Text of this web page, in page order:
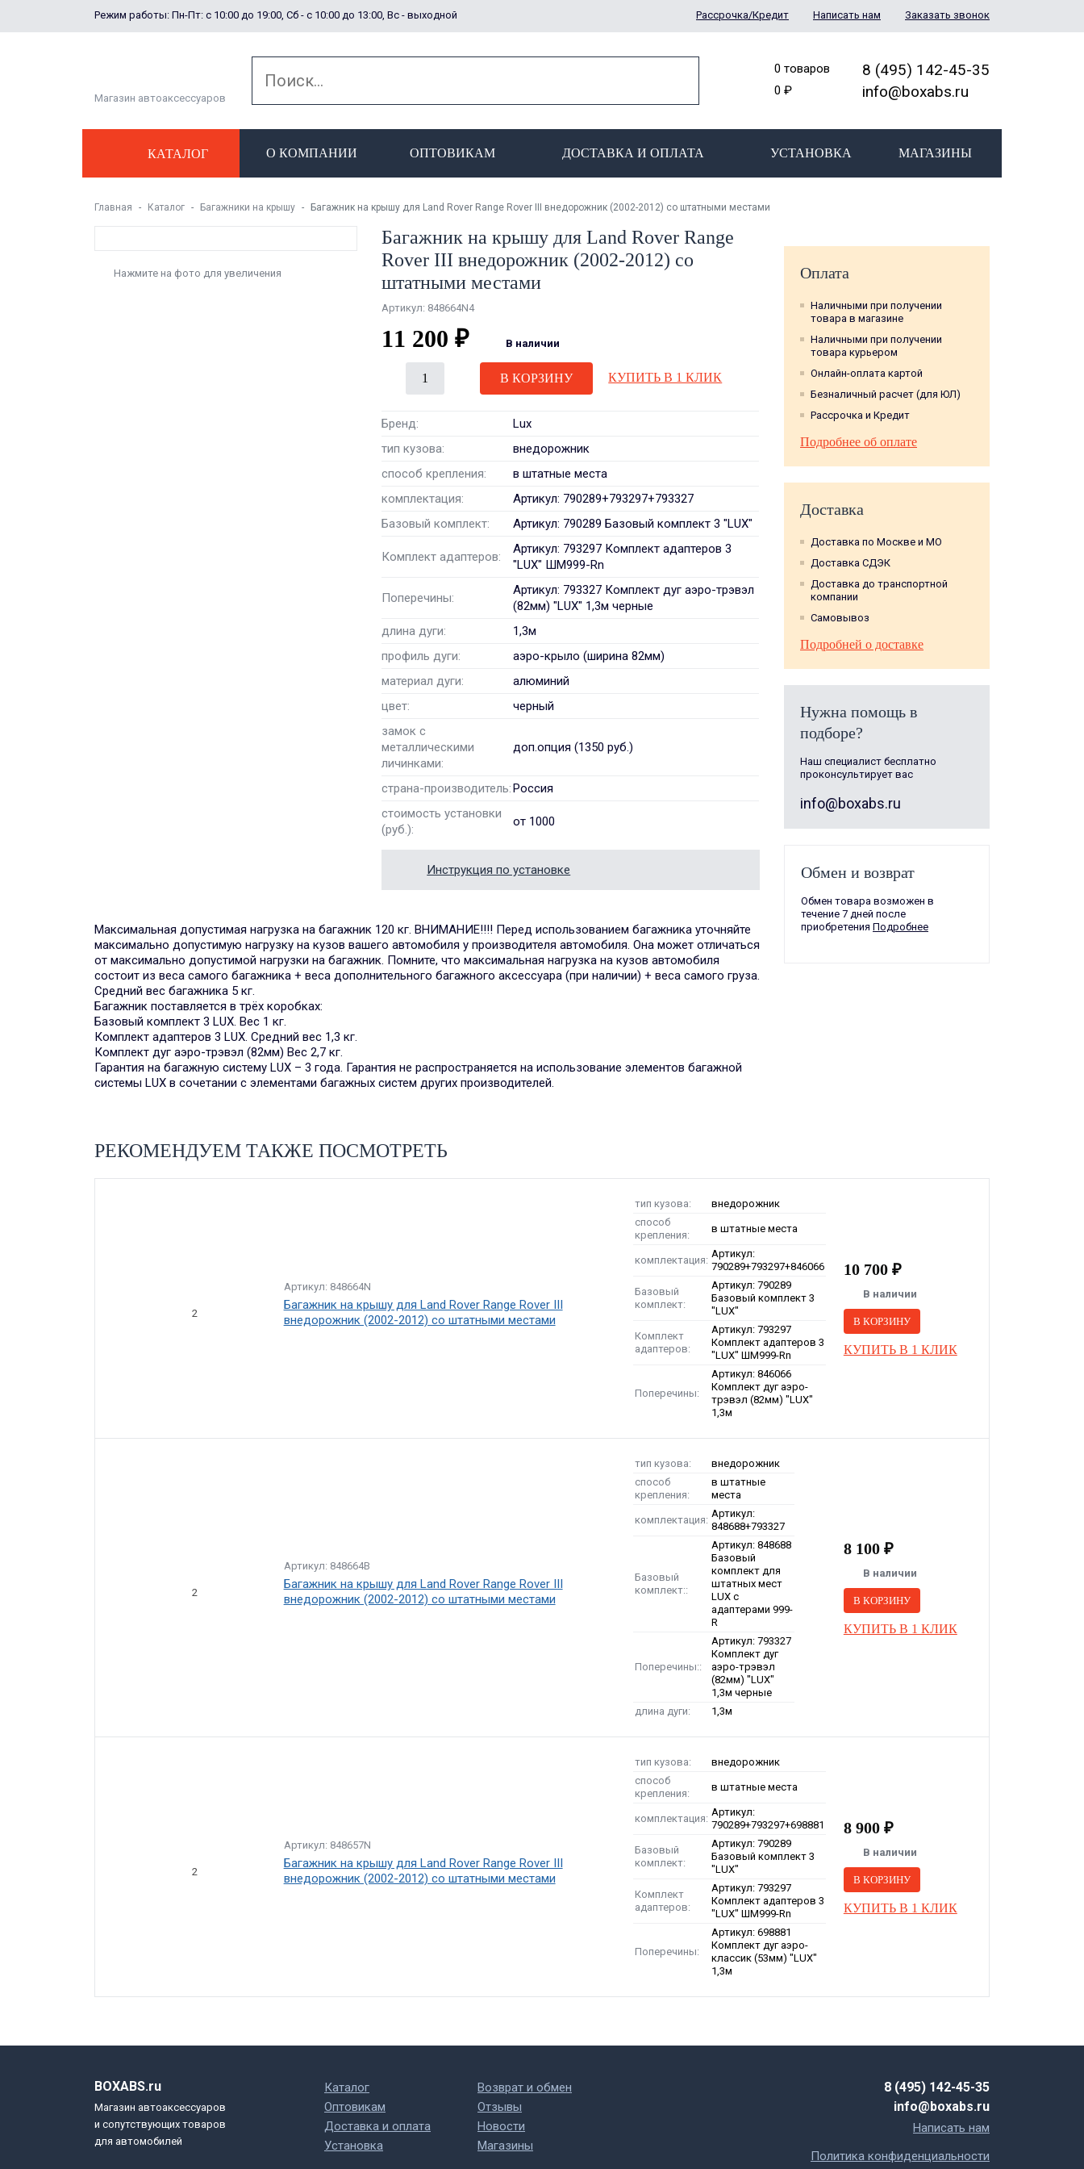
Режим работы: Пн-Пт: с 10:00 до 19:00, Сб - с 10:00 до 13:00, Вс - выходной Рассрочка/Кредит Написать нам Заказать звонок
Магазин автоаксессуаров
0 товаров
0 ₽
8 (495) 142-45-35
info@boxabs.ru
КАТАЛОГ О КОМПАНИИ ОПТОВИКАМ ДОСТАВКА И ОПЛАТА УСТАНОВКА МАГАЗИНЫ
Главная Каталог Багажники на крышу Багажник на крышу для Land Rover Range Rover III внедорожник (2002-2012) со штатными местами
Нажмите на фото для увеличения
Багажник на крышу для Land Rover Range
Rover III внедорожник (2002-2012) со
штатными местами
Артикул: 848664N4
11 200 ₽ В наличии
В КОРЗИНУ КУПИТЬ В 1 КЛИК
Бренд:
Lux
тип кузова:
внедорожник
способ крепления:
в штатные места
комплектация:
Артикул: 790289+793297+793327
Базовый комплект:
Артикул: 790289 Базовый комплект 3 "LUX"
Комплект адаптеров:
Артикул: 793297 Комплект адаптеров 3
"LUX" ШМ999-Rn
Поперечины:
Артикул: 793327 Комплект дуг аэро-трэвэл
(82мм) "LUX" 1,3м черные
длина дуги:
1,3м
профиль дуги:
аэро-крыло (ширина 82мм)
материал дуги:
алюминий
цвет:
черный
замок с
металлическими
личинками:
доп.опция (1350 руб.)
страна-производитель:Россия
стоимость установки
(руб.):
от 1000
Инструкция по установке
Максимальная допустимая нагрузка на багажник 120 кг. ВНИМАНИЕ!!!! Перед использованием багажника уточняйте
максимально допустимую нагрузку на кузов вашего автомобиля у производителя автомобиля. Она может отличаться
от максимально допустимой нагрузки на багажник. Помните, что максимальная нагрузка на кузов автомобиля
состоит из веса самого багажника + веса дополнительного багажного аксессуара (при наличии) + веса самого груза.
Средний вес багажника 5 кг.
Багажник поставляется в трёх коробках:
Базовый комплект 3 LUX. Вес 1 кг.
Комплект адаптеров 3 LUX. Средний вес 1,3 кг.
Комплект дуг аэро-трэвэл (82мм) Вес 2,7 кг.
Гарантия на багажную систему LUX – 3 года. Гарантия не распространяется на использование элементов багажной
системы LUX в сочетании с элементами багажных систем других производителей.
Оплата
Наличными при получении
товара в магазине
Наличными при получении
товара курьером
Онлайн-оплата картой
Безналичный расчет (для ЮЛ)
Рассрочка и Кредит
Подробнее об оплате
Доставка
Доставка по Москве и МО
Доставка СДЭК
Доставка до транспортной
компании
Самовывоз
Подробней о доставке
Нужна помощь в
подборе?
Наш специалист бесплатно
проконсультирует вас
info@boxabs.ru
Обмен и возврат
Обмен товара возможен в
течение 7 дней после
приобретения Подробнее
РЕКОМЕНДУЕМ ТАКЖЕ ПОСМОТРЕТЬ
2
Артикул: 848664N
Багажник на крышу для Land Rover Range Rover III
внедорожник (2002-2012) со штатными местами
тип кузова:
внедорожник
способ
крепления:
в штатные места
комплектация:
Артикул:
790289+793297+846066
Базовый
комплект:
Артикул: 790289
Базовый комплект 3
"LUX"
Комплект
адаптеров:
Артикул: 793297
Комплект адаптеров 3
"LUX" ШМ999-Rn
Поперечины:
Артикул: 846066
Комплект дуг аэро-
трэвэл (82мм) "LUX"
1,3м
10 700 ₽
В наличии
В КОРЗИНУ
КУПИТЬ В 1 КЛИК
2
Артикул: 848664B
Багажник на крышу для Land Rover Range Rover III
внедорожник (2002-2012) со штатными местами
тип кузова:
внедорожник
способ
крепления:
в штатные
места
комплектация:
Артикул:
848688+793327
Базовый
комплект::
Артикул: 848688
Базовый
комплект для
штатных мест
LUX с
адаптерами 999-
R
Поперечины::
Артикул: 793327
Комплект дуг
аэро-трэвэл
(82мм) "LUX"
1,3м черные
длина дуги:
1,3м
8 100 ₽
В наличии
В КОРЗИНУ
КУПИТЬ В 1 КЛИК
2
Артикул: 848657N
Багажник на крышу для Land Rover Range Rover III
внедорожник (2002-2012) со штатными местами
тип кузова:
внедорожник
способ
крепления:
в штатные места
комплектация:
Артикул:
790289+793297+698881
Базовый
комплект:
Артикул: 790289
Базовый комплект 3
"LUX"
Комплект
адаптеров:
Артикул: 793297
Комплект адаптеров 3
"LUX" ШМ999-Rn
Поперечины:
Артикул: 698881
Комплект дуг аэро-
классик (53мм) "LUX"
1,3м
8 900 ₽
В наличии
В КОРЗИНУ
КУПИТЬ В 1 КЛИК
BOXABS.ru
Магазин автоаксессуаров
и сопутствующих товаров
для автомобилей
Каталог
Оптовикам
Доставка и оплата
Установка
Возврат и обмен
Отзывы
Новости
Магазины
8 (495) 142-45-35
info@boxabs.ru
Написать нам
Политика конфиденциальности